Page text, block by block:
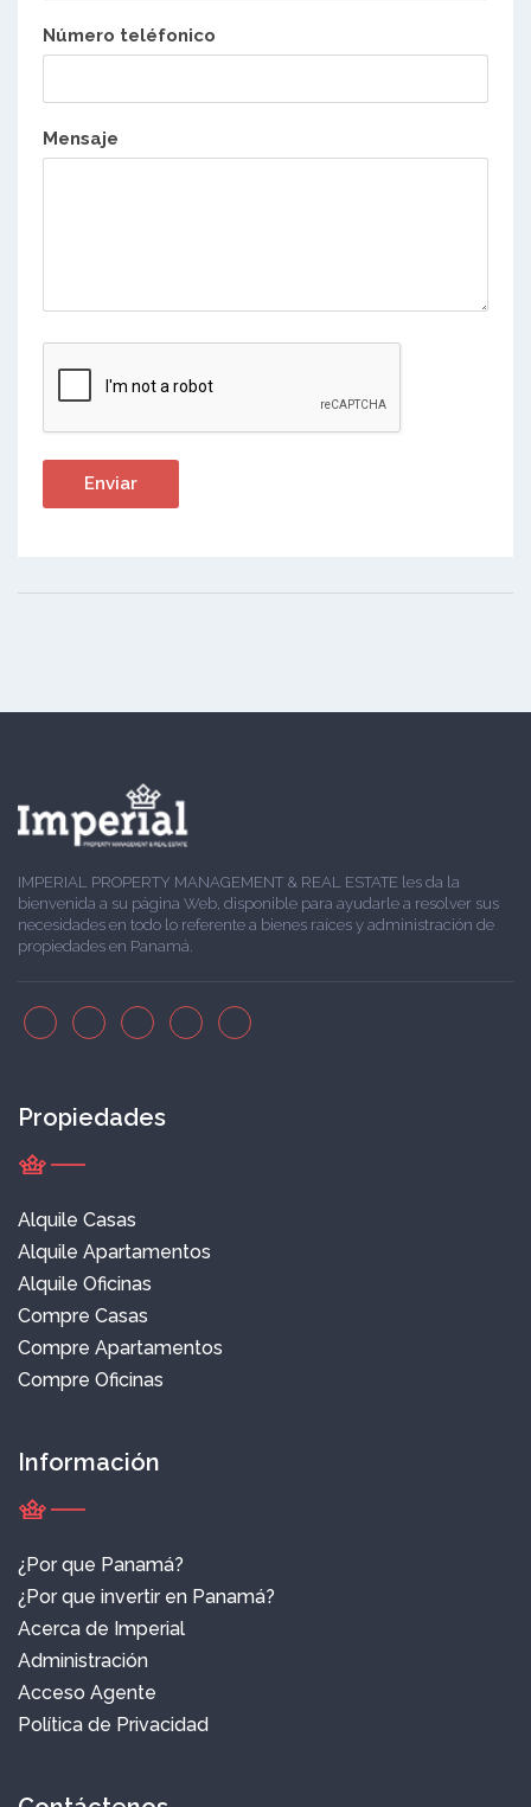
Número teléfonico
Mensaje
IMPERIAL PROPERTY MANAGEMENT & REAL ESTATE les da la
bienvenida a su página Web, disponible para ayudarle a resolver sus
necesidades en todo lo referente a bienes raíces y administración de
propiedades en Panamá.
Propiedades
Alquile Casas
Alquile Apartamentos
Alquile Oficinas
Compre Casas
Compre Apartamentos
Compre Oficinas
Información
¿Por que Panamá?
¿Por que invertir en Panamá?
Acerca de Imperial
Administración
Acceso Agente
Política de Privacidad